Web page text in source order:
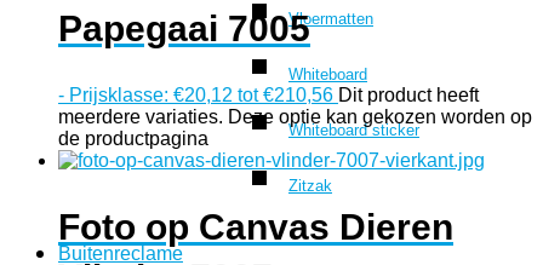
Vloermatten
Whiteboard
Whiteboard sticker
Zitzak
Buitenreclame
Papegaai 7005
- Prijsklasse: €20,12 tot €210,56 Dit product heeft
meerdere variaties. Deze optie kan gekozen worden op
de productpagina
Foto op Canvas Dieren